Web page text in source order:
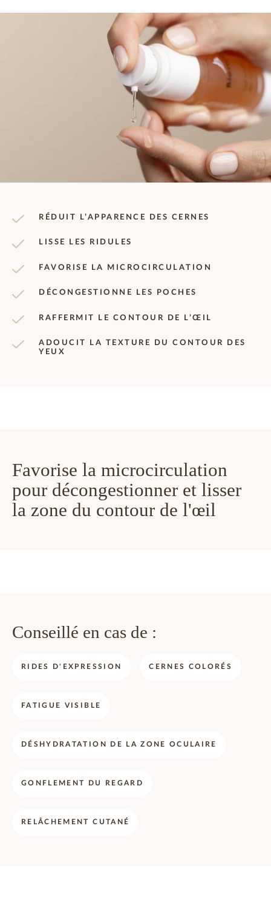
RÉDUIT L’APPARENCE DES CERNES
LISSE LES RIDULES
FAVORISE LA MICROCIRCULATION
DÉCONGESTIONNE LES POCHES
RAFFERMIT LE CONTOUR DE L’ŒIL
ADOUCIT LA TEXTURE DU CONTOUR DES
YEUX
Favorise la microcirculation
pour décongestionner et lisser
la zone du contour de l'œil
Conseillé en cas de :
RIDES D'EXPRESSION CERNES COLORÉS
FATIGUE VISIBLE
DÉSHYDRATATION DE LA ZONE OCULAIRE
GONFLEMENT DU REGARD
RELÂCHEMENT CUTANÉ